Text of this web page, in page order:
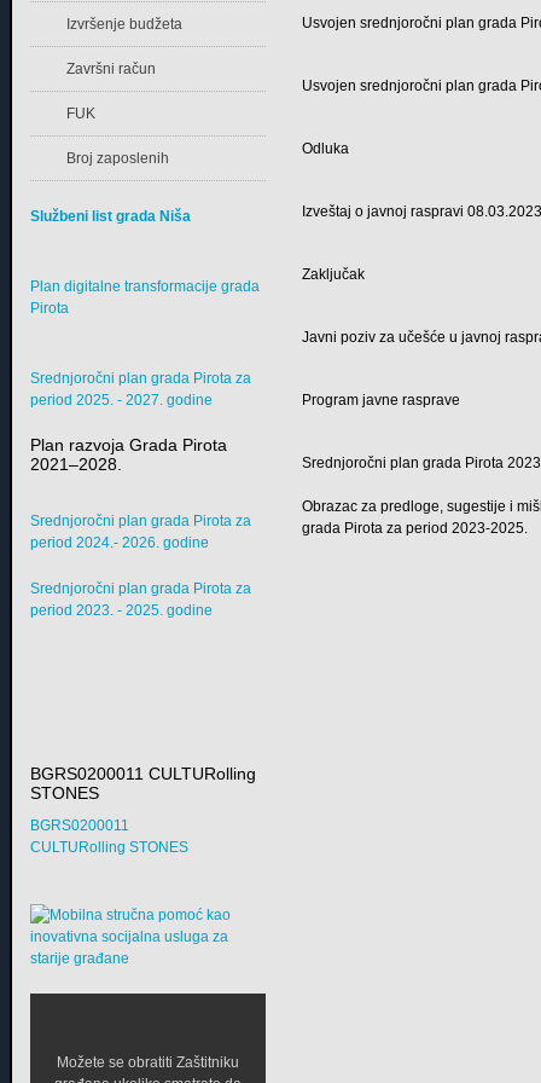
Usvojen srednjoročni plan grada
Usvojen srednjoročni plan grada
Odluka
Izveštaj o javnoj raspravi
Zaključak
Javni poziv za učešće u javnoj
Program javne rasprave
Srednjoročni plan grada Pirota
Obrazac za predloge, sugestije i
grada Pirota za period 2023-2025.
Izvršenje budžeta
Završni račun
FUK
Broj zaposlenih
Službeni list grada Niša
Plan digitalne transformacije grada
Pirota
Srednjoročni plan grada Pirota za
period 2025. - 2027. godine
Plan razvoja Grada Pirota
2021–2028.
Srednjoročni plan grada Pirota za
period 2024.- 2026. godine
Srednjoročni plan grada Pirota za
period 2023. - 2025. godine
BGRS0200011 CULTURolling
STONES
BGRS0200011
CULTURolling STONES
Možete se obratiti Zaštitniku